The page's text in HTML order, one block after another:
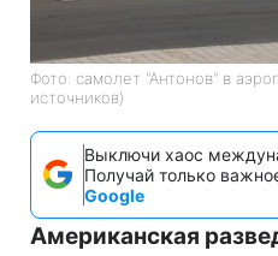
Фото: самолет "Антонов" в
источников)
Выключи хаос
Получай только
Google
Американская